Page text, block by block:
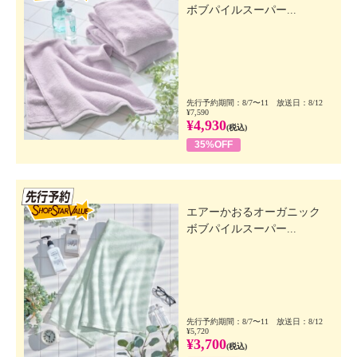
ボブパイルスーパー...
先行予約期間：8/7〜11 放送日：8/12
¥7,590
¥4,930(税込)
35%OFF
エアーかおるオーガニック
ボブパイルスーパー...
先行予約期間：8/7〜11 放送日：8/12
¥5,720
¥3,700(税込)